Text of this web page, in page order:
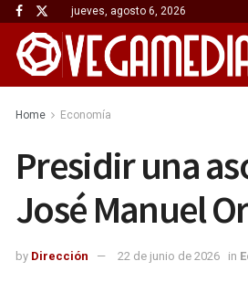
jueves, agosto 6, 2026
Home Economía
Presidir una
José Manuel
by Dirección 22 de junio de 2026 in